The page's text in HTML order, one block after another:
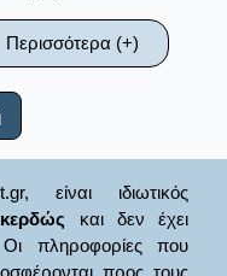
Περισσότερα (+)
είναι ιδιωτικός
και δεν έχει
πληροφορίες που
προς τους